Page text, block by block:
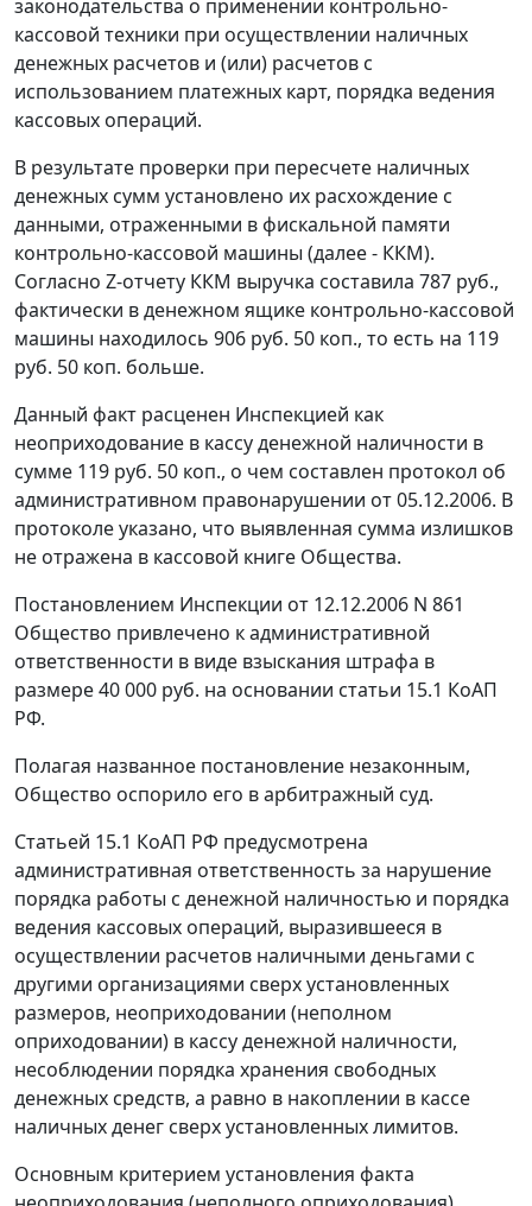
законодательства о применении контрольно-
кассовой техники при осуществлении наличных
денежных расчетов и (или) расчетов с
использованием платежных карт, порядка ведения
кассовых операций.
В результате проверки при пересчете наличных
денежных сумм установлено их расхождение с
данными, отраженными в фискальной памяти
контрольно-кассовой машины (далее - ККМ).
Согласно Z-отчету ККМ выручка составила 787 руб.,
фактически в денежном ящике контрольно-кассовой
машины находилось 906 руб. 50 коп., то есть на 119
руб. 50 коп. больше.
Данный факт расценен Инспекцией как
неоприходование в кассу денежной наличности в
сумме 119 руб. 50 коп., о чем составлен протокол об
административном правонарушении от 05.12.2006. В
протоколе указано, что выявленная сумма излишков
не отражена в кассовой книге Общества.
Постановлением Инспекции от 12.12.2006 N 861
Общество привлечено к административной
ответственности в виде взыскания штрафа в
размере 40 000 руб. на основании статьи 15.1 КоАП
РФ.
Полагая названное постановление незаконным,
Общество оспорило его в арбитражный суд.
Статьей 15.1 КоАП РФ предусмотрена
административная ответственность за нарушение
порядка работы с денежной наличностью и порядка
ведения кассовых операций, выразившееся в
осуществлении расчетов наличными деньгами с
другими организациями сверх установленных
размеров, неоприходовании (неполном
оприходовании) в кассу денежной наличности,
несоблюдении порядка хранения свободных
денежных средств, а равно в накоплении в кассе
наличных денег сверх установленных лимитов.
Основным критерием установления факта